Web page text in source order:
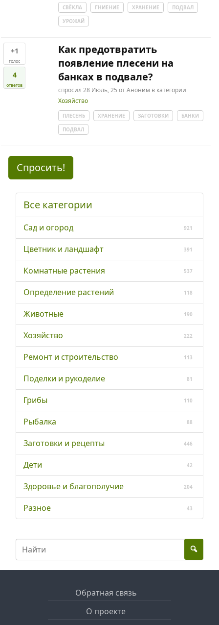
СВЁКЛА ГНИЕНИЕ ХРАНЕНИЕ
ПОДВАЛ
УРОЖАЙ
+1
голос
4
ответов
Как предотвратить
появление плесени на
банках в подвале?
спросил 28 Июль, 25 отАноним в категории
Хозяйство
ПЛЕСЕНЬ ХРАНЕНИЕ ЗАГОТОВКИ
БАНКИ
ПОДВАЛ
Спросить!
Все категории
Сад и огород 921
Цветник и ландшафт 391
Комнатные растения 537
Определение растений 118
Животные 190
Хозяйство 222
Ремонт и строительство 113
Поделки и рукоделие 81
Грибы 110
Рыбалка 88
Заготовки и рецепты 446
Дети 42
Здоровье и благополучие 204
Разное 43
Обратная связь
О проекте